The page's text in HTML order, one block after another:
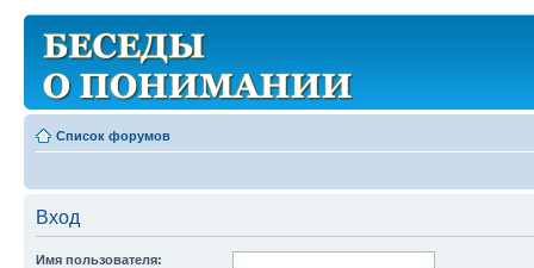
Список форумов
Вход
Имя пользователя: